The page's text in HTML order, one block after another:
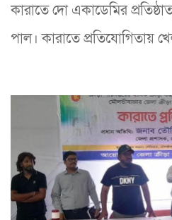
কারাতে দো একাডেমির
পাল। কারাতে প্রতিযোগিতায়